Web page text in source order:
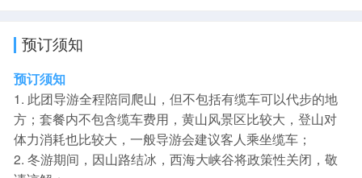
预订须知
预订须知
1. 此团导游全程陪同爬山，但不包括有缆车可以代步的地
方；套餐内不包含缆车费用，黄山风景区比较大，登山对
体力消耗也比较大，一般导游会建议客人乘坐缆车；
2. 冬游期间，因山路结冰，西海大峡谷将政策性关闭，敬